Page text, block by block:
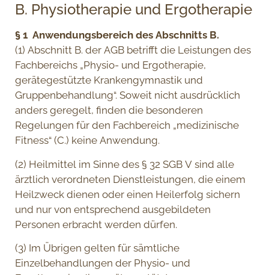
B. Physiotherapie und Ergotherapie
§ 1 Anwendungsbereich des Abschnitts B.
(1) Abschnitt B. der AGB betrifft die Leistungen des
Fachbereichs „Physio- und Ergotherapie,
gerätegestützte Krankengymnastik und
Gruppenbehandlung“. Soweit nicht ausdrücklich
anders geregelt, finden die besonderen
Regelungen für den Fachbereich „medizinische
Fitness“ (C.) keine Anwendung.
(2) Heilmittel im Sinne des § 32 SGB V sind alle
ärztlich verordneten Dienstleistungen, die einem
Heilzweck dienen oder einen Heilerfolg sichern
und nur von entsprechend ausgebildeten
Personen erbracht werden dürfen.
(3) Im Übrigen gelten für sämtliche
Einzelbehandlungen der Physio- und